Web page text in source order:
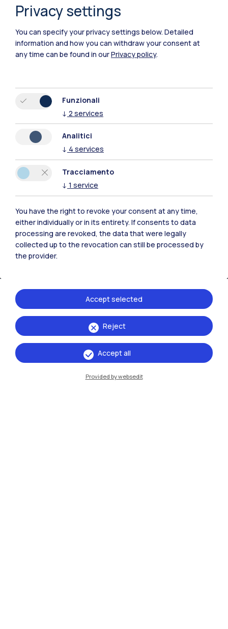
Polimi Community
Tutti i siti dell’ecosistema
IT EN
Sedi
Milano Leonardo
Cremona
Lecco
Mantova
Privacy settings
You can specify your privacy settings below. Detailed
information and how you can withdraw your consent at
any time can be found in ourPrivacy policy.
Funzionali
↓ 2 services
Analitici
↓ 4 services
Tracciamento
↓ 1 service
You have the right to revoke your consent at any time,
either individually or in its entirety. If consents to data
processing are revoked, the data that were legally
collected up to the revocation can still be processed by
the provider.
Reject
Accept selected
Accept all
Provided by websedit